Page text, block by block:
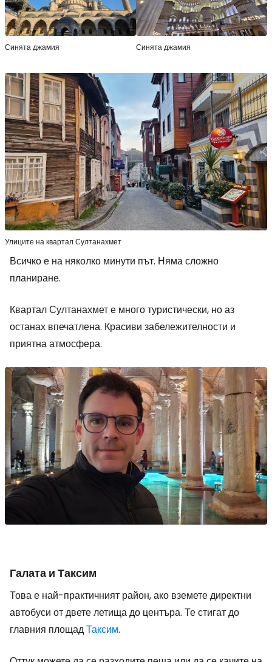
Синята джамия Синята джамия
Улиците на квартал Султанахмет
Всичко е на няколко минути път. Няма сложно
планиране.
Квартал Султанахмет е много туристически, но аз
останах впечатлена. Красиви забележителности и
приятна атмосфера.
Галата и Таксим
Това е най-практичният район, ако вземете директни
автобуси от двете летища до центъра. Те стигат до
главния площадТаксим.